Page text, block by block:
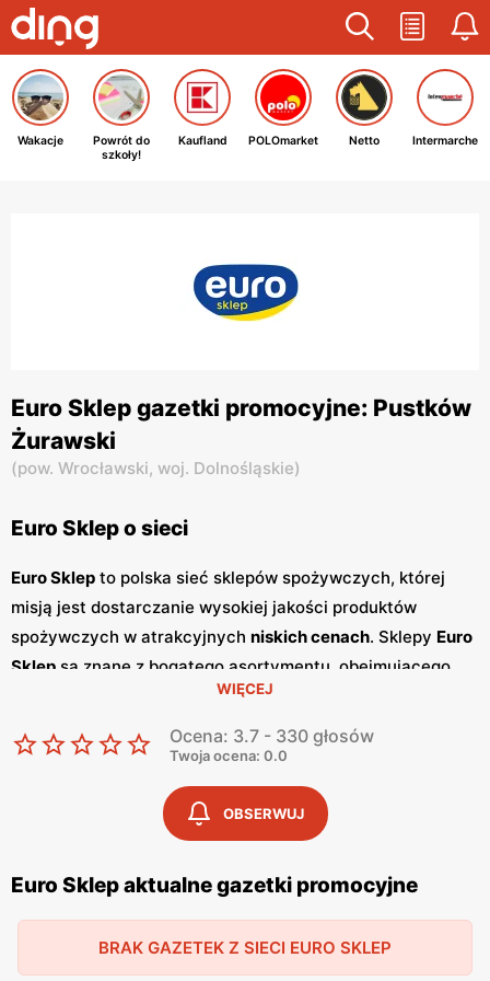
Wakacje
Powrót do
szkoły!
Kaufland POLOmarket Netto Intermarche
Euro Sklep gazetki promocyjne: Pustków
Żurawski
(pow. Wrocławski, woj. Dolnośląskie)
Euro Sklep o sieci
Euro Sklep to polska sieć sklepów spożywczych, której
misją jest dostarczanie wysokiej jakości produktów
spożywczych w atrakcyjnych niskich cenach. Sklepy Euro
Sklep są znane z bogatego asortymentu, obejmującego
produkty świeże, artykuły spożywcze, napoje, a także
produkty regionalne i ekologiczne. Klienci cenią sobie
szeroki wybór, częstepromocje oraz miłą i profesjonalną
obsługę. Jednym z kluczowych elementów strategii
Euro Sklep
są regularnie wydawane
.Gazetkite prezentują najnowsze
promocje , specjalne oferty oraz sezonowe wyprzedaże,
dzięki czemu klienci mogą planować swoje zakupy i
dostępne zarówno w formie papierowej w sklepach, jak i
WIĘCEJ
Ocena: 3.7 - 330 głosów
Twoja ocena: 0.0
OBSERWUJ
Euro Sklep aktualne gazetki promocyjne
BRAK GAZETEK Z SIECI EURO SKLEP